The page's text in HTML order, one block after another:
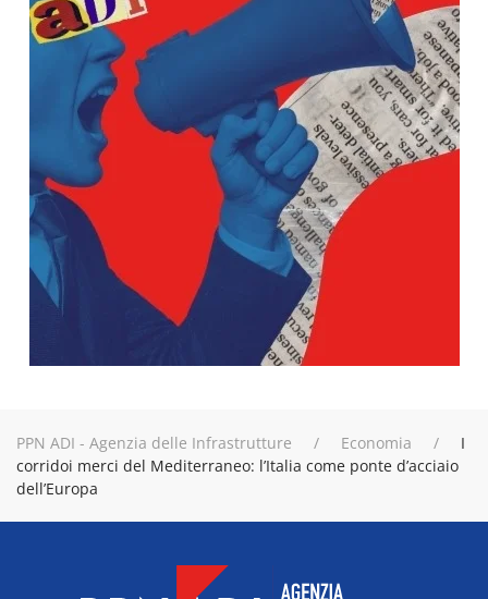
PPN ADI - Agenzia delle Infrastrutture Economia
I
corridoi merci del Mediterraneo: l’Italia come ponte d’acciaio
dell’Europa